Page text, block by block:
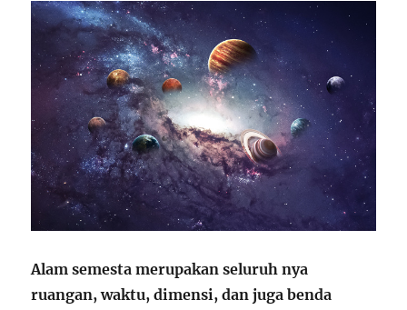
Alam semesta merupakan seluruh nya
ruangan, waktu, dimensi, dan juga benda